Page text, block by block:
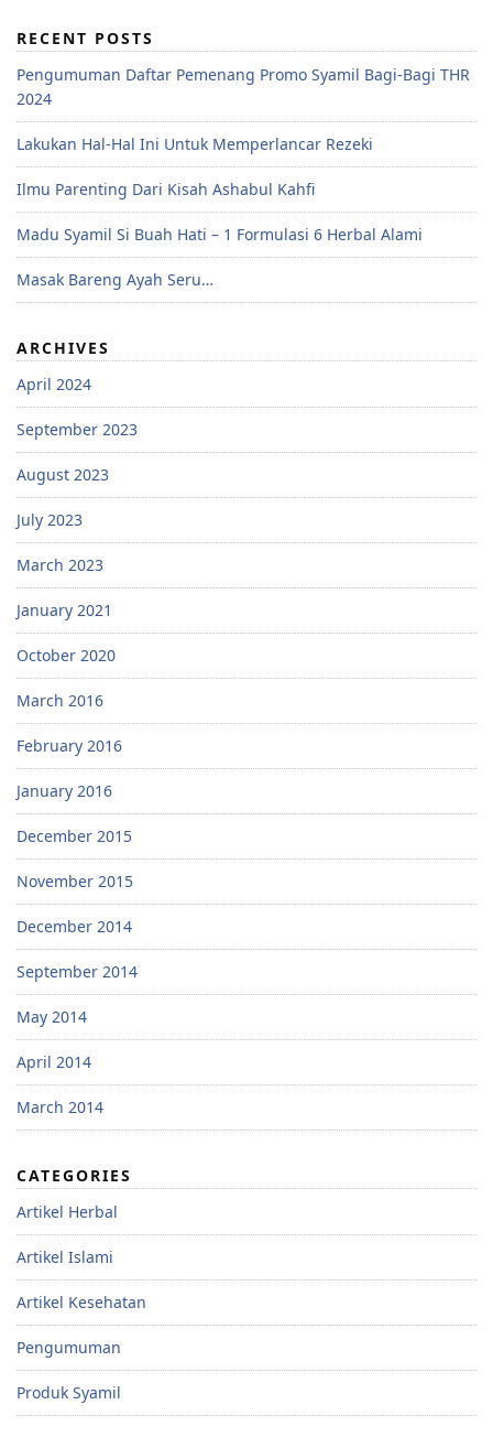
RECENT POSTS
Pengumuman Daftar Pemenang Promo Syamil Bagi-Bagi THR
2024
Lakukan Hal-Hal Ini Untuk Memperlancar Rezeki
Ilmu Parenting Dari Kisah Ashabul Kahfi
Madu Syamil Si Buah Hati – 1 Formulasi 6 Herbal Alami
Masak Bareng Ayah Seru…
ARCHIVES
April 2024
September 2023
August 2023
July 2023
March 2023
January 2021
October 2020
March 2016
February 2016
January 2016
December 2015
November 2015
December 2014
September 2014
May 2014
April 2014
March 2014
CATEGORIES
Artikel Herbal
Artikel Islami
Artikel Kesehatan
Pengumuman
Produk Syamil